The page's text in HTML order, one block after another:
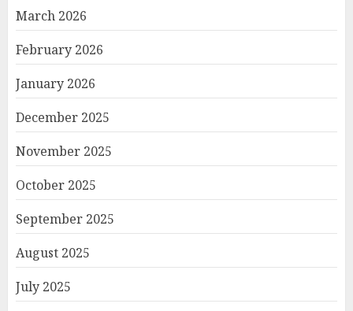
March 2026
February 2026
January 2026
December 2025
November 2025
October 2025
September 2025
August 2025
July 2025